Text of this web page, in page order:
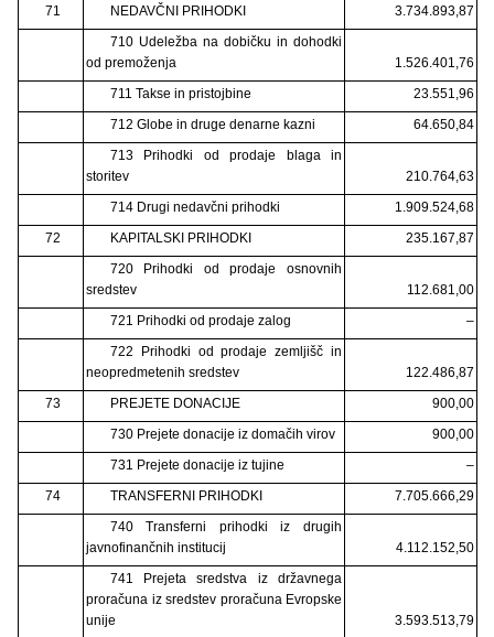
71
NEDAVČNI PRIHODKI
3.734.893,87
710 Udeležba na dobičku in dohodki
od premoženja
1.526.401,76
711 Takse in pristojbine
23.551,96
712 Globe in druge denarne kazni
64.650,84
713 Prihodki od prodaje blaga in
storitev
210.764,63
714 Drugi nedavčni prihodki
1.909.524,68
72
KAPITALSKI PRIHODKI
235.167,87
720 Prihodki od prodaje osnovnih
sredstev
112.681,00
721 Prihodki od prodaje zalog
–
722 Prihodki od prodaje zemljišč in
neopredmetenih sredstev
122.486,87
73
PREJETE DONACIJE
900,00
730 Prejete donacije iz domačih virov
900,00
731 Prejete donacije iz tujine
–
74
TRANSFERNI PRIHODKI
7.705.666,29
740 Transferni prihodki iz drugih
javnofinančnih institucij
4.112.152,50
741 Prejeta sredstva iz državnega
proračuna iz sredstev proračuna Evropske
unije
3.593.513,79